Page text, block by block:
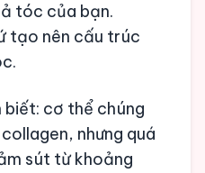
tóc của bạn.
tạo nên cấu trúc
cơ thể chúng
nhưng quá
sút từ khoảng